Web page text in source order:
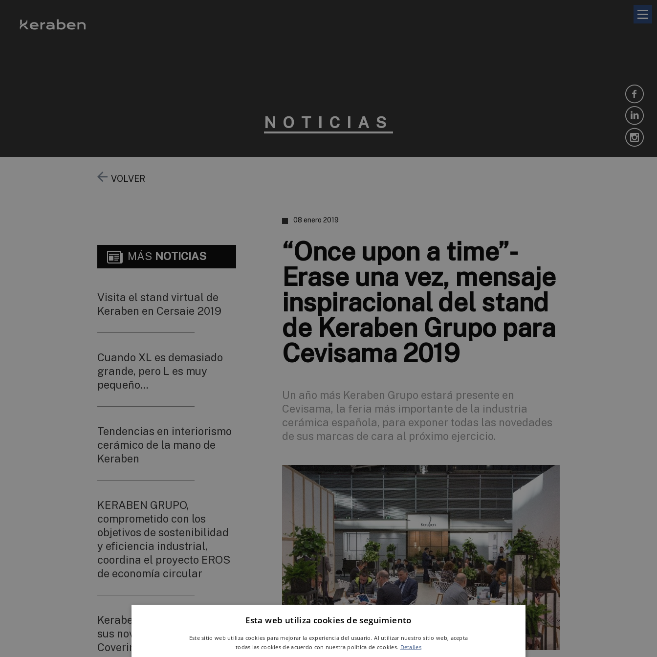
NOTICIAS
VOLVER
08 enero 2019
“Once upon a time”-
Erase una vez, mensaje
inspiracional del stand
de Keraben Grupo para
Cevisama 2019
Un año más Keraben Grupo estará presente en
Cevisama, la feria más importante de la industria
cerámica española, para exponer todas las novedades
de sus marcas de cara al próximo ejercicio.
MÁS NOTICIAS
Visita el stand virtual de
Keraben en Cersaie 2019
Cuando XL es demasiado
grande, pero L es muy
pequeño…
Tendencias en interiorismo
cerámico de la mano de
Keraben
KERABEN GRUPO,
comprometido con los
objetivos de sostenibilidad
y eficiencia industrial,
coordina el proyecto EROS
de economía circular
Keraben Grupo presentará
sus novedades en
Coverings
Esta web utiliza cookies de seguimiento
Este sitio web utiliza cookies para mejorar la experiencia del usuario. Al utilizar nuestro sitio web, acepta
todas las cookies de acuerdo con nuestra política de cookies. Detalles